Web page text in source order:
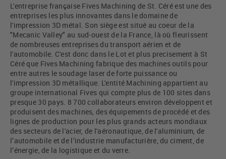
L'entreprise française Fives Machining de St. Céré est une des
entreprises les plus innovantes dans le domaine de
l'impression 3D métal. Son siège est situé au coeur de la
"Mecanic Valley" au sud-ouest de la France, là où fleurissent
de nombreuses entreprises du transport aérien et de
l'automobile. C'est donc dans le Lot et plus precisement à St
Céré que Fives Machining fabrique des machines outils pour
entre autres le soudage laser de forte puissance ou
l'impression 3D métallique. L'entité Machining appartient au
groupe international Fives qui compte plus de 100 sites dans
presque 30 pays. 8 700 collaborateurs environ développent et
produisent des machines, des équipements de procédé et des
lignes de production pour les plus grands acteurs mondiaux
des secteurs de l'acier, de l'aéronautique, de l'aluminium, de
l’automobile et de l’industrie manufacturière, du ciment, de
l’énergie, de la logistique et du verre.